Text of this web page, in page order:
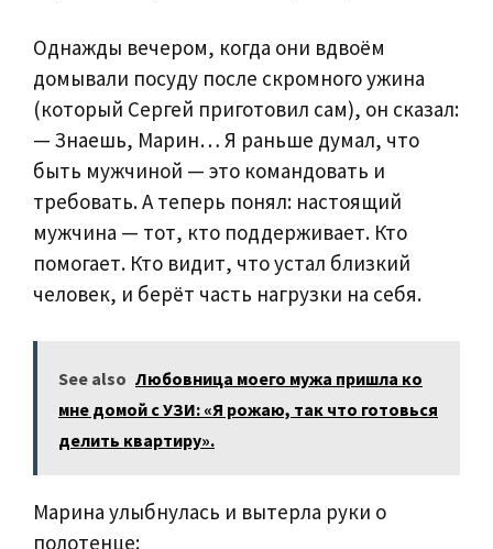
Однажды вечером, когда они вдвоём
домывали посуду после скромного ужина
(который Сергей приготовил сам), он сказал:
— Знаешь, Марин… Я раньше думал, что
быть мужчиной — это командовать и
требовать. А теперь понял: настоящий
мужчина — тот, кто поддерживает. Кто
помогает. Кто видит, что устал близкий
человек, и берёт часть нагрузки на себя.
See also Любовница моего мужа пришла ко
мне домой с УЗИ: «Я рожаю, так что готовься
делить квартиру».
Марина улыбнулась и вытерла руки о
полотенце: